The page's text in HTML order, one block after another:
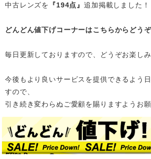
中古レンズを
『194点』追加掲載 しました！
どんどん値下げコーナーはこちらからどうぞ
毎日更新しておりますので、どうぞお楽しみ
今後もより良いサービスを提供できるよう
すので、
引き続き変わらぬご愛顧を賜りますようお